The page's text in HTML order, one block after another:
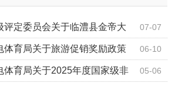
07-07
评定委员会关于临澧县金帝大
06-10
体育局关于旅游促销奖励政策
05-06
体育局关于2025年度国家级非